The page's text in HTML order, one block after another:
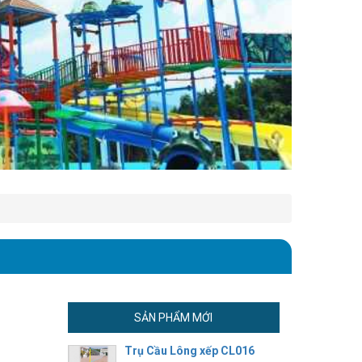
SẢN PHẨM MỚI
Trụ Cầu Lông xếp CL016